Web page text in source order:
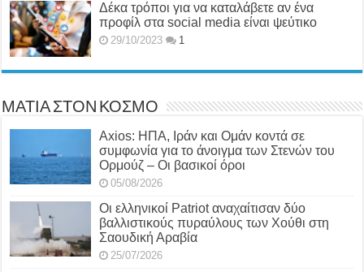
Δέκα τρόποι για να καταλάβετε αν ένα
προφίλ στα social media είναι ψεύτικο
29/10/2023 1
ΜΑΤΙΑ ΣΤΟΝ ΚΟΣΜΟ
Axios: ΗΠΑ, Ιράν και Ομάν κοντά σε
συμφωνία για το άνοιγμα των Στενών του
Ορμούζ – Οι βασικοί όροι
05/08/2026
Οι ελληνικοί Patriot αναχαίτισαν δύο
βαλλιστικούς πυραύλους των Χούθι στη
Σαουδική Αραβία
25/07/2026